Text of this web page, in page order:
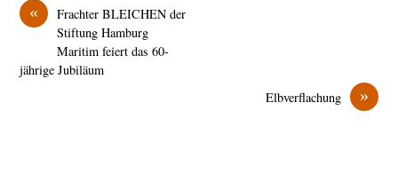
«
Frachter BLEICHEN der
Stiftung Hamburg
Maritim feiert das 60-
jährige Jubiläum
»
Elbverflachung